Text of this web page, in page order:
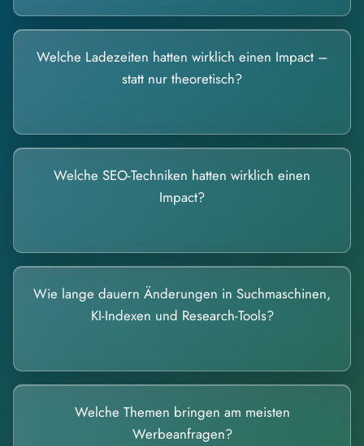
Welche Ladezeiten hatten wirklich einen Impact –
statt nur theoretisch?
Welche SEO-Techniken hatten wirklich einen
Impact?
Wie lange dauern Änderungen in Suchmaschinen,
KI-Indexen und Research-Tools?
Welche Themen bringen am meisten
Werbeanfragen?